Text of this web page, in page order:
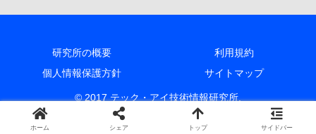
研究所の概要
利用規約
個人情報保護方針
サイトマップ
© 2017 テック・アイ技術情報研究所.
ホーム シェア トップ サイドバー